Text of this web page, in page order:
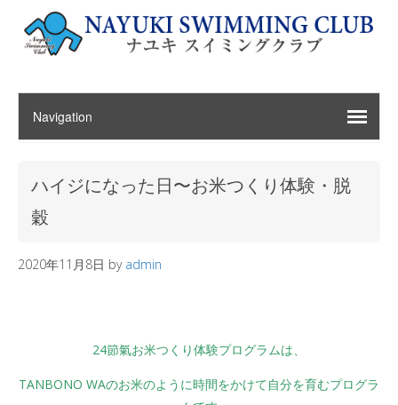
ハイジになった日〜お米つくり体験・脱
穀
2020年11月8日 by admin
24節氣お米つくり体験プログラムは、
TANBONO WAのお米のように時間をかけて自分を育むプログラ